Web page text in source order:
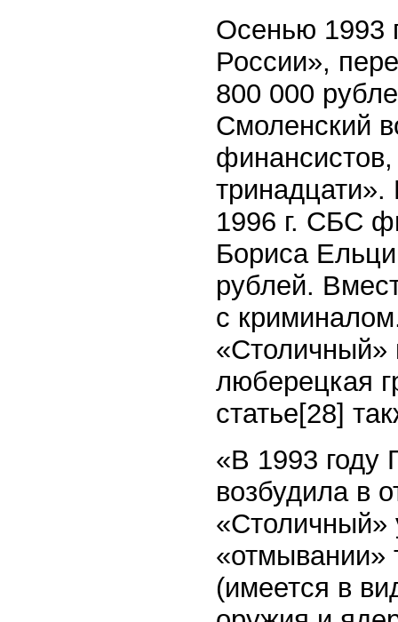
Осенью 1993
России»,
800 000
Смоленский
1996 г. СБС
Бориса
рублей.
с
«Столичный»
люберецкая
статье[28]
«В 1993 году
возбудила в
«Столичный»
«отмывании»
(имеется в